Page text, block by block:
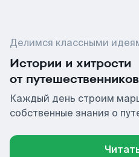
Делимся классными
Истории и хитрости
от путешественников
Каждый день строим
собственные знания о